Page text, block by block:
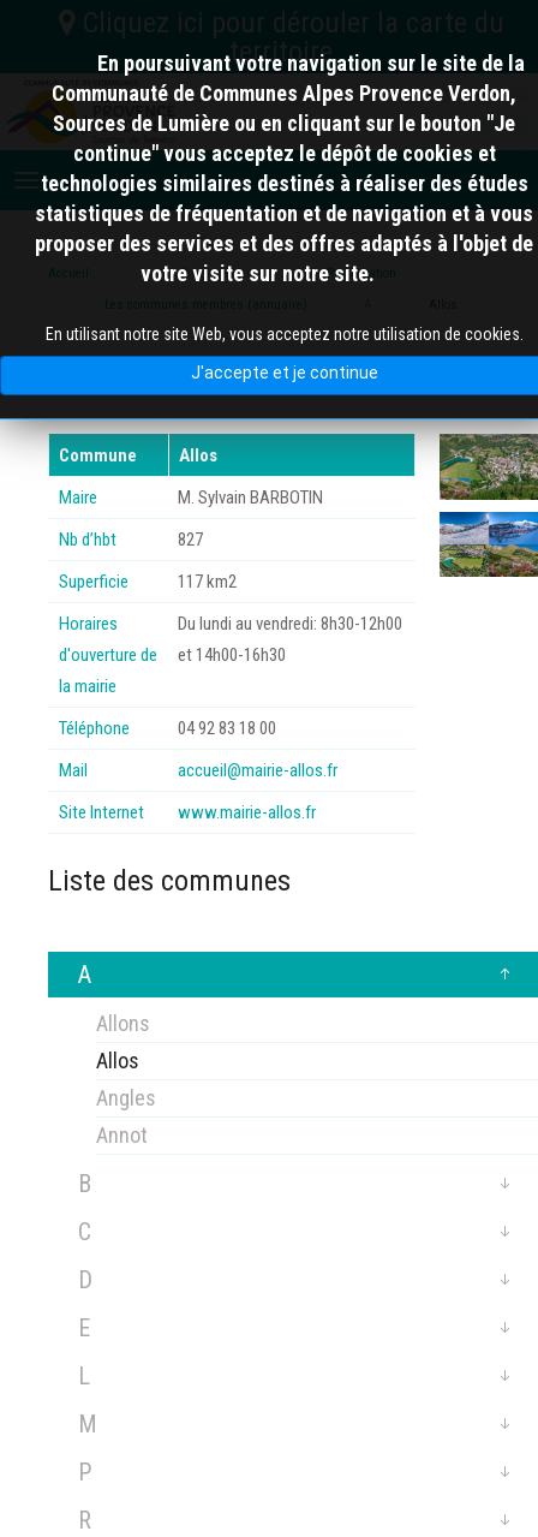
C.C. Vallée de l'Ubaye Serre-Ponçon
C.C. Alpes d'Azur
Nord
Accueil Alpes Provence Verdon
Présentation
Les communes membres (annuaire)
Allos
Commune
Allos
Maire
M. Sylvain BARBOTIN
Nb d’hbt
827
Superficie
117 km2
Horaires
d'ouverture de
la mairie
Du lundi au vendredi: 8h30-12h00
et 14h00-16h30
Téléphone
04 92 83 18 00
Mail
accueil@mairie-allos.fr
Site Internet
www.mairie-allos.fr
Liste des communes
A
Allons
Allos
Angles
Annot
B
C
D
E
L
M
P
R
En poursuivant votre navigation sur le site de la
Communauté de Communes Alpes Provence Verdon,
Sources de Lumière ou en cliquant sur le bouton "Je
continue" vous acceptez le dépôt de cookies et
technologies similaires destinés à réaliser des études
statistiques de fréquentation et de navigation et à vous
proposer des services et des offres adaptés à l'objet de
votre visite sur notre site.
En utilisant notre site Web, vous acceptez notre utilisation de cookies.
J'accepte et je continue